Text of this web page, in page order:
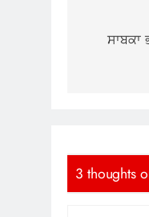
ਸਾਬਕਾ
3 thoughts